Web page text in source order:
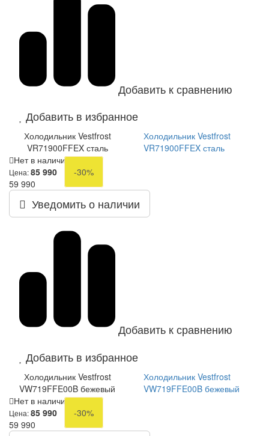
Добавить к сравнению
Добавить в избранное
Холодильник Vestfrost
VR71900FFEX сталь
Холодильник Vestfrost
VR71900FFEX сталь
Нет в наличии
Цена:85 990
-30%
59 990
Уведомить о наличии
Добавить к сравнению
Добавить в избранное
Холодильник Vestfrost
VW719FFE00B бежевый
Холодильник Vestfrost
VW719FFE00B бежевый
Нет в наличии
Цена:85 990
-30%
59 990